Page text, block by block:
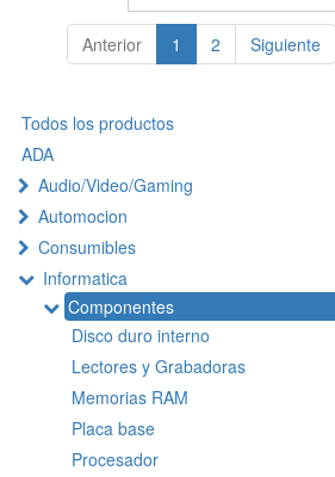
Anterior 1 2 Siguiente
Todos los productos
ADA
Audio/Video/Gaming
Automocion
Consumibles
Informatica
Componentes
Disco duro interno
Lectores y Grabadoras
Memorias RAM
Placa base
Procesador